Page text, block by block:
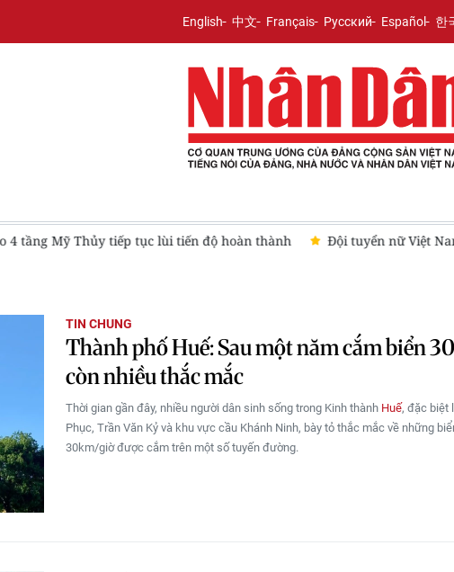
English 中文 Français Русский Español 한
tục lùi tiến độ hoàn thành Đội tuyển nữ Việt Nam hội quân,
TIN CHUNG
Thành phố Huế: Sau một năm cắm biển
còn nhiều thắc mắc
Thời gian gần đây, nhiều người dân sinh sống trong Kinh thành Huế, đặc biệt
Phục, Trần Văn Kỷ và khu vực cầu Khánh Ninh, bày tỏ thắc mắc về những
30km/giờ được cắm trên một số tuyến đường.